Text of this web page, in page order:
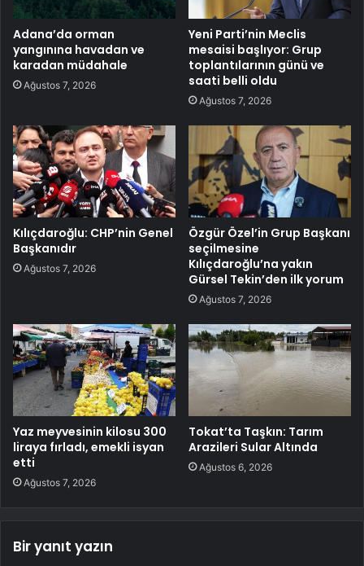
Adana’da orman
yangınına havadan ve
karadan müdahale
Ağustos 7, 2026
Yeni Parti’nin Meclis
mesaisi başlıyor: Grup
toplantılarının günü ve
saati belli oldu
Ağustos 7, 2026
Kılıçdaroğlu: CHP’nin Genel
Başkanıdır
Ağustos 7, 2026
Özgür Özel’in Grup Başkanı
seçilmesine
Kılıçdaroğlu’na yakın
Gürsel Tekin’den ilk yorum
Ağustos 7, 2026
Yaz meyvesinin kilosu 300
liraya fırladı, emekli isyan
etti
Ağustos 7, 2026
Tokat’ta Taşkın: Tarım
Arazileri Sular Altında
Ağustos 6, 2026
Bir yanıt yazın